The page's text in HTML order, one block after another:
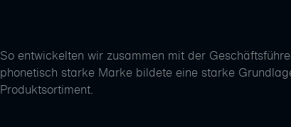
So entwickelten wir zusammen mit der
phonetisch starke Marke bildete eine starke
Produktsortiment.